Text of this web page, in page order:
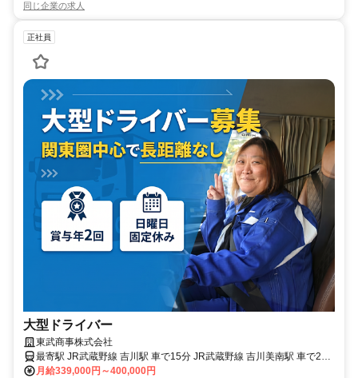
同じ企業の求人
正社員
大型ドライバー
東武商事株式会社
最寄駅 JR武蔵野線 吉川駅 車で15分 JR武蔵野線 吉川美南駅 車で20
分 東武野田線 野田市駅 車で15分 東武野田線 愛宕駅 車で15分 東武野
月給339,000円～400,000円